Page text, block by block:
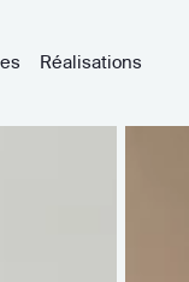
Réalisations